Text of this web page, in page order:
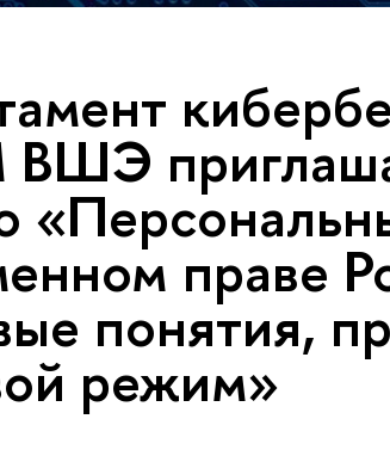
праве
понятия,
режим»